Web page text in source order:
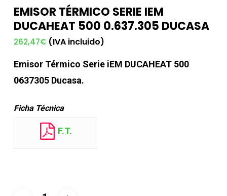
EMISOR TÉRMICO SERIE IEM
DUCAHEAT 500 0.637.305 DUCASA
262,47€ (IVA incluido)
Emisor Térmico Serie iEM DUCAHEAT 500
0637305 Ducasa.
Ficha Técnica
F.T.